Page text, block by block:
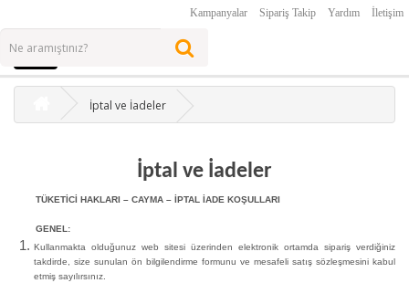
Kampanyalar Sipariş Takip Yardım İletişim
İptal ve İadeler
İptal ve İadeler
TÜKETİCİ HAKLARI – CAYMA – İPTAL İADE KOŞULLARI
GENEL:
Kullanmakta olduğunuz web sitesi üzerinden elektronik ortamda sipariş verdiğiniz
takdirde, size sunulan ön bilgilendirme formunu ve mesafeli satış sözleşmesini kabul
etmiş sayılırsınız.